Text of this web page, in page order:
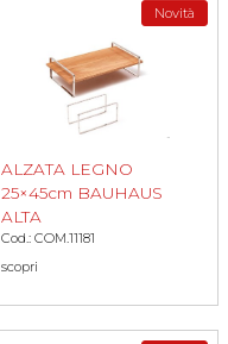
Novità
ALZATA LEGNO
25×45cm BAUHAUS
ALTA
Cod.: COM.11181
scopri